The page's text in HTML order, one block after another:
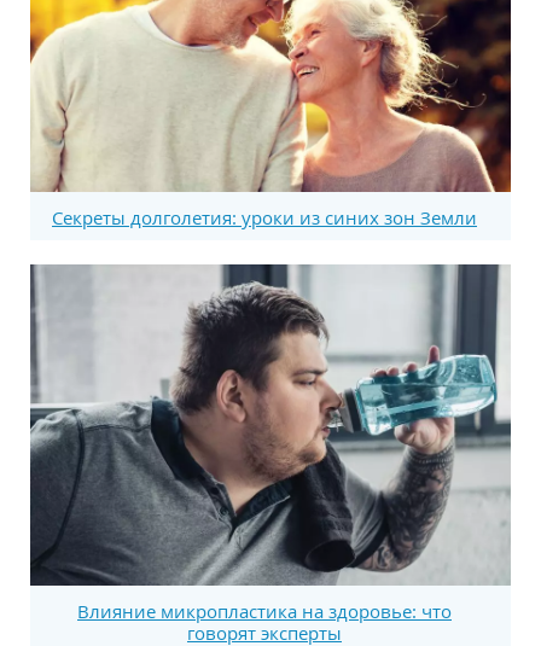
Секреты долголетия: уроки из синих зон Земли
Влияние микропластика на здоровье: что
говорят эксперты